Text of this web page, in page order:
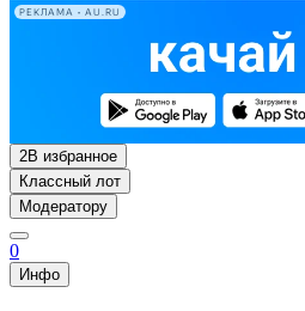
РЕКЛАМА • AU.RU
2В избранное
Классный лот
Модератору
0
Инфо